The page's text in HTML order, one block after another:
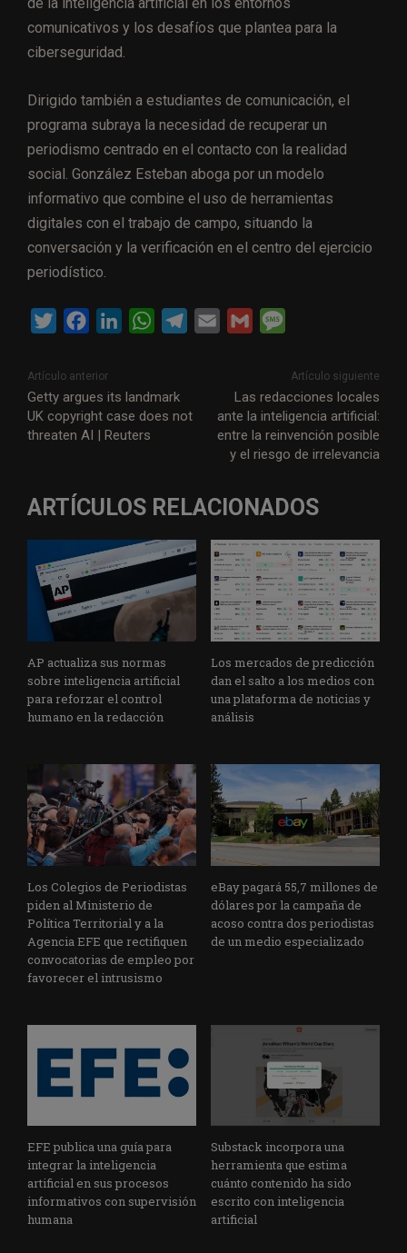
de la inteligencia artificial en los entornos
comunicativos y los desafíos que plantea para la
ciberseguridad.
Dirigido también a estudiantes de comunicación, el
programa subraya la necesidad de recuperar un
periodismo centrado en el contacto con la realidad
social. González Esteban aboga por un modelo
informativo que combine el uso de herramientas
digitales con el trabajo de campo, situando la
conversación y la verificación en el centro del ejercicio
periodístico.
i
t
t
c
e
b
k
k
e
n
W
t
s
p
g
m
l
i
l
s
s
a
g
Artículo anterior
Getty argues its landmark
UK copyright case does not
threaten AI | Reuters
Artículo siguiente
Las redacciones locales
ante la inteligencia artificial:
entre la reinvención posible
y el riesgo de irrelevancia
ARTÍCULOS RELACIONADOS
AP actualiza sus normas
sobre inteligencia artificial
para reforzar el control
humano en la redacción
Los mercados de predicción
dan el salto a los medios con
una plataforma de noticias y
análisis
Los Colegios de Periodistas
piden al Ministerio de
Política Territorial y a la
Agencia EFE que rectifiquen
convocatorias de empleo por
favorecer el intrusismo
eBay pagará 55,7 millones de
dólares por la campaña de
acoso contra dos periodistas
de un medio especializado
EFE publica una guía para
integrar la inteligencia
artificial en sus procesos
informativos con supervisión
humana
Substack incorpora una
herramienta que estima
cuánto contenido ha sido
escrito con inteligencia
artificial